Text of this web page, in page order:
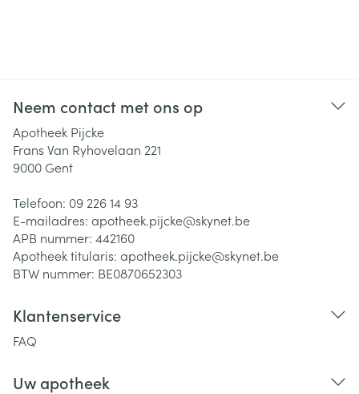
Neem contact met ons op
Apotheek Pijcke
Frans Van Ryhovelaan 221
9000 Gent
Telefoon: 09 226 14 93
E-mailadres: apotheek.pijcke@skynet.be
APB nummer: 442160
Apotheek titularis: apotheek.pijcke@skynet.be
BTW nummer: BE0870652303
Klantenservice
FAQ
Uw apotheek